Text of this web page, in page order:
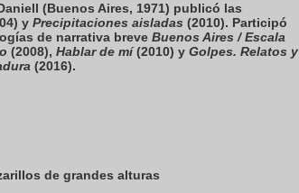
(Buenos Aires, 1971) publicó las
y Precipitaciones aisladas (2010). Participó
de narrativa breve Buenos Aires / Escala
(2008), Hablar de mí(2010) y Golpes. Relatos y
(2016).
de grandes alturas